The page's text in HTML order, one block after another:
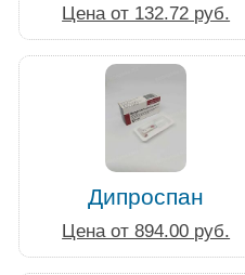
Цена от 132.72 руб.
Дипроспан
Цена от 894.00 руб.